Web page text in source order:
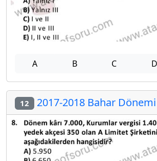
A B C D
12 2017-2018 Bahar Dönemi